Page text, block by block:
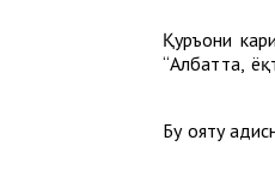
Қуръони
“Албатта,
Бу ояту